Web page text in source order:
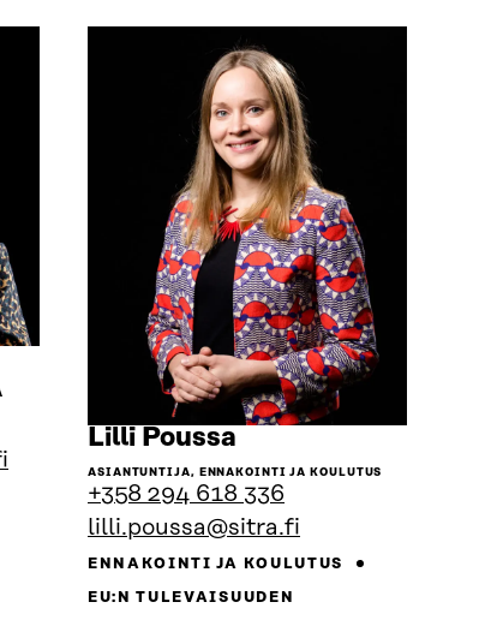
Lilli Poussa
henkilön
sivulle
ASIANTUNTIJA, ENNAKOINTI JA KOULUTUS
+358 294 618 336
lilli.poussa@sitra.fi
ENNAKOINTI JA KOULUTUS
EU:N TULEVAISUUDEN